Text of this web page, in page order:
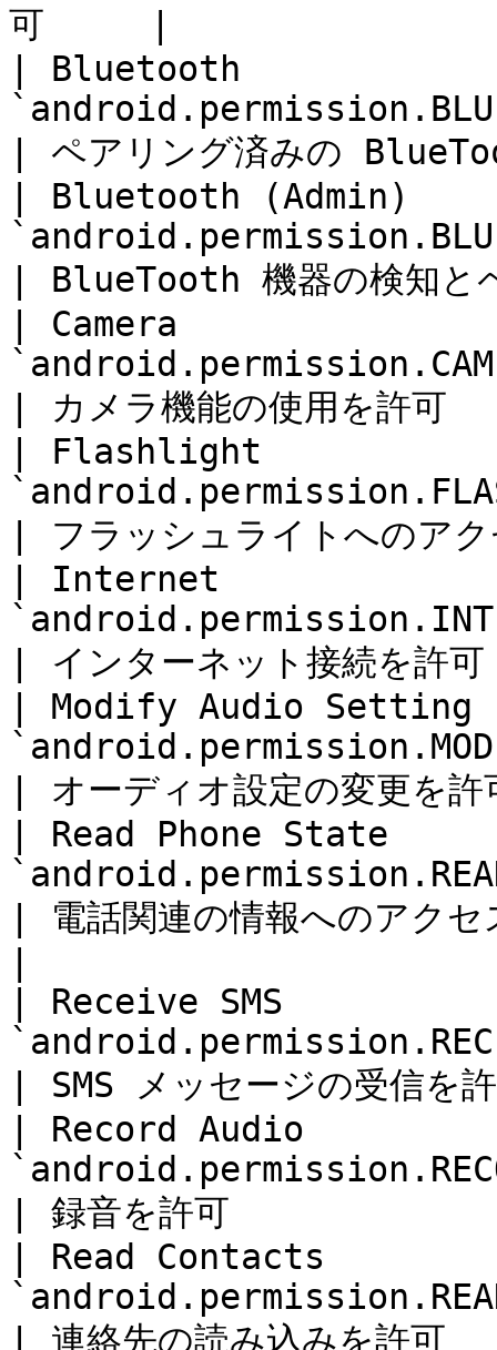
可     |
| Bluetooth
| ペアリング済みの
| Bluetooth
| BlueTooth 機器の検知
| Camera
| カメラ機能の使用
| Flashlight
| フラッシュライトへ
| Internet
| インターネット接
| Modify Audio
| オーディオ設定の
| Read Phone
| 電話関連の情報へのアク
| Receive SMS
| SMS メッセージの
| Record Audio
| 録音を許可
| Read Contacts
| 連絡先の読み込み